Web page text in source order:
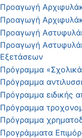
Προαγωγή
Προαγωγή
Προαγωγή
Προαγωγή
Εξετάσεων
Πρόγραμμα
Πρόγραμμα
Πρόγραμμα ειδικής
Πρόγραμμα
Πρόγραμμα
Προγράμματα